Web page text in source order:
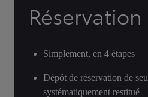
Simplement, en 4 étapes
Dépôt de réservation de
systématiquement restitué